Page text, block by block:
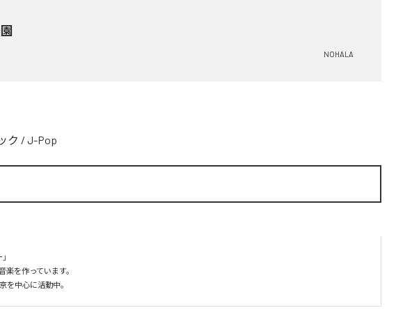
NOHALA
ク / J-Pop
楽を作っています。
を中心に活動中。